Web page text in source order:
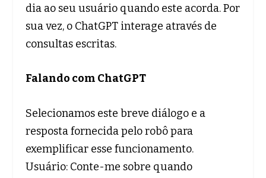
dia ao seu usuário quando este acorda. Por
sua vez, o ChatGPT interage através de
consultas escritas.
Falando com ChatGPT
Selecionamos este breve diálogo e a
resposta fornecida pelo robô para
exemplificar esse funcionamento.
Usuário: Conte-me sobre quando